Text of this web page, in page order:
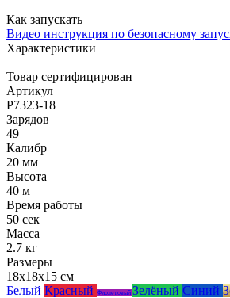
Как запускать
Видео инструкция по безопасному
Характеристики
Товар сертифицирован
Артикул
Р7323-18
Зарядов
49
Калибр
20 мм
Высота
40 м
Время работы
50 сек
Масса
2.7 кг
Размеры
18x18x15 см
Белый Красный Фиолетовый Зелёный Синий